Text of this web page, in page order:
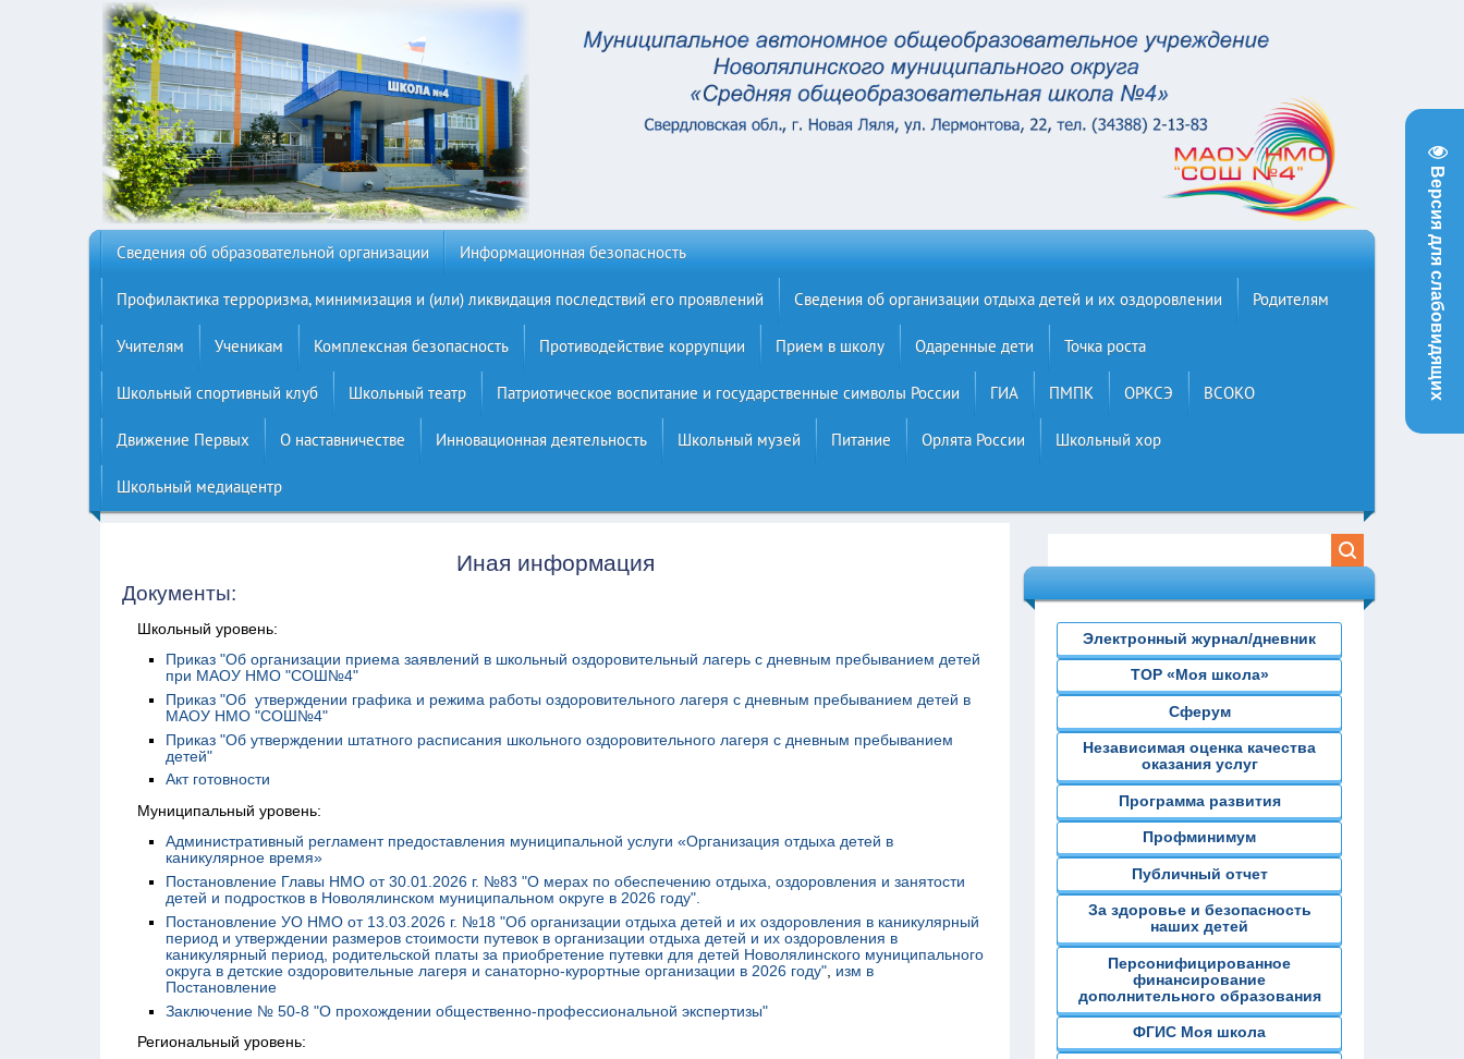
Версия для слабовидящих
Сведения об образовательной организации Информационная безопасность
Профилактика терроризма, минимизация и (или) ликвидация последствий его проявлений Сведения об организации отдыха детей и их оздоровлении Родителям
Учителям Ученикам Комплексная безопасность Противодействие коррупции Прием в школу Одаренные дети Точка роста
Школьный спортивный клуб Школьный театр Патриотическое воспитание и государственные символы России ГИА ПМПК ОРКСЭ ВСОКО
Движение Первых О наставничестве Инновационная деятельность Школьный музей Питание Орлята России Школьный хор
Школьный медиацентр
Иная информация
Документы:
Школьный уровень:
Приказ "Об организации приема заявлений в школьный оздоровительный лагерь с дневным пребыванием детей
при МАОУ НМО "СОШ№4"
Приказ "Об утверждении графика и режима работы оздоровительного лагеря с дневным пребыванием детей в
МАОУ НМО "СОШ№4"
Приказ "Об утверждении штатного расписания школьного оздоровительного лагеря с дневным пребыванием
детей"
Акт готовности
Муниципальный уровень:
Административный регламент предоставления муниципальной услуги «Организация отдыха детей в
каникулярное время»
Постановление Главы НМО от 30.01.2026 г. №83 "О мерах по обеспечению отдыха, оздоровления и занятости
детей и подростков в Новолялинском муниципальном округе в 2026 году".
Постановление УО НМО от 13.03.2026 г. №18 "Об организации отдыха детей и их оздоровления в каникулярный
период и утверждении размеров стоимости путевок в организации отдыха детей и их оздоровления в
каникулярный период, родительской платы за приобретение путевки для детей Новолялинского муниципального
округа в детские оздоровительные лагеря и санаторно-курортные организации в 2026 году" изм в
Постановление
Заключение № 50-8 "О прохождении общественно-профессиональной экспертизы"
Региональный уровень:
Электронный журнал/дневник
ТОР «Моя школа»
Сферум
Независимая оценка качества
оказания услуг
Программа развития
Профминимум
Публичный отчет
За здоровье и безопасность
наших детей
Персонифицированное
финансирование
дополнительного образования
ФГИС Моя школа